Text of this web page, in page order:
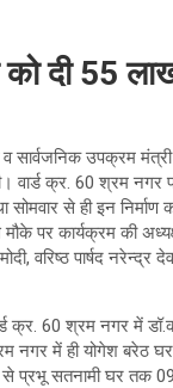
को दी 55
सार्वजनिक उपक्रम
वार्ड क्र. 60 श्रम
सोमवार से ही इन
पर कार्यक्रम की
वरिष्ठ पार्षद
वार्ड क्र. 60 श्रम
श्रम नगर में ही योगेश
से प्रभू सतनामी घर तक